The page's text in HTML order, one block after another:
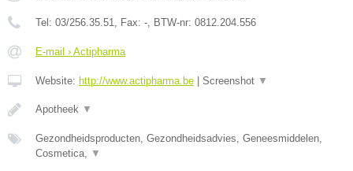
Tel: 03/256.35.51, Fax: -, BTW-nr: 0812.204.556
E-mail › Actipharma
Website: http://www.actipharma.be Screenshot ▼
Apotheek ▼
Gezondheidsproducten, Gezondheidsadvies, Geneesmiddelen,
Cosmetica, ▼